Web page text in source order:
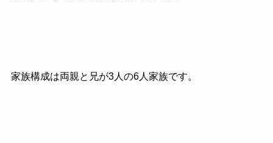
家族構成は両親と兄が3人の6人家族です。